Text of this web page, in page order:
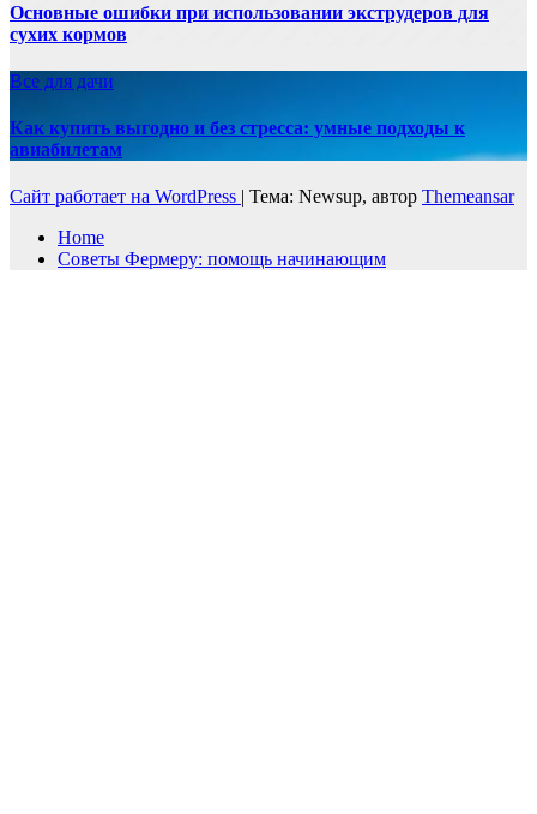
Основные ошибки при использовании экструдеров для
сухих кормов
Все для дачи
Как купить выгодно и без стресса: умные подходы к
авиабилетам
Сайт работает на WordPress Тема: Newsup, автор Themeansar
Home
Советы Фермеру: помощь начинающим